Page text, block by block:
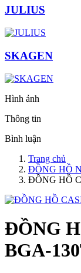
JULIUS
SKAGEN
Hình ảnh
Thông tin
Bình luận
Trang chủ
ĐỒNG HỒ
ĐỒNG HỒ
ĐỒNG
BGA-